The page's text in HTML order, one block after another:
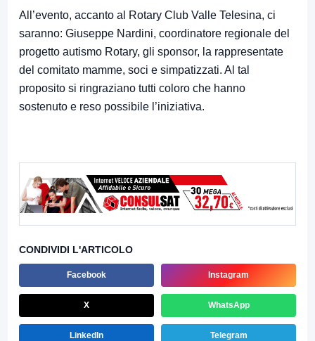
All’evento, accanto al Rotary Club Valle Telesina, ci
saranno: Giuseppe Nardini, coordinatore regionale del
progetto autismo Rotary, gli sponsor, la rappresentate
del comitato mamme, soci e simpatizzati. Al tal
proposito si ringraziano tutti coloro che hanno
sostenuto e reso possibile l’iniziativa.
CONDIVIDI L'ARTICOLO
Facebook Instagram
X WhatsApp
LinkedIn Telegram